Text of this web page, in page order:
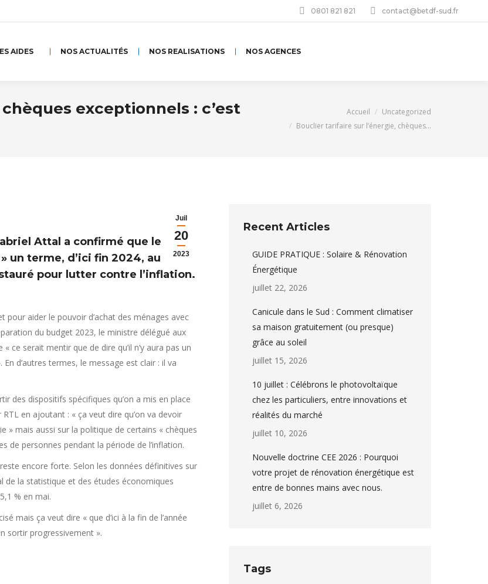
0801 821 821 contact@betdf-sud.fr
AIDES NOS ACTUALITÉS NOS REALISATIONS NOS AGENCES
exceptionnels : c’est
Accueil
Uncategorized
Bouclier tarifaire sur l’énergie, chèques…
Juil
20
2023
Attal a confirmé que le
un terme, d’ici fin 2024, au
pour lutter contre l’inflation.
pour aider le pouvoir d’achat des ménages avec
du budget 2023, le ministre délégué aux
ce serait mentir que de dire qu’il n’y aura pas un
d’autres termes, le message est clair : il va
des dispositifs spécifiques qu’on a mis en place
en ajoutant : « ça veut dire qu’on va devoir
» mais aussi sur la politique de certains « chèques
de personnes pendant la période de l’inflation.
encore forte. Selon les données définitives sur
de la statistique et des études économiques
% en mai.
mais ça veut dire « que d’ici à la fin de l’année
sortir progressivement ».
Recent Articles
GUIDE PRATIQUE : Solaire & Rénovation
Énergétique
juillet 22, 2026
Canicule dans le Sud : Comment climatiser
sa maison gratuitement (ou presque)
grâce au soleil
juillet 15, 2026
10 juillet : Célébrons le photovoltaïque
chez les particuliers, entre innovations et
réalités du marché
juillet 10, 2026
Nouvelle doctrine CEE 2026 : Pourquoi
votre projet de rénovation énergétique est
entre de bonnes mains avec nous.
juillet 6, 2026
Tags